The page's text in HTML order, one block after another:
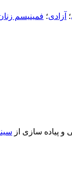
؛ آزادی؛ فمینیسم
و پیاده سازی از